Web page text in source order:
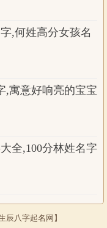
,何姓高分女孩名
,寓意好响亮的宝宝
全,100分林姓名字
辰八字起名网】